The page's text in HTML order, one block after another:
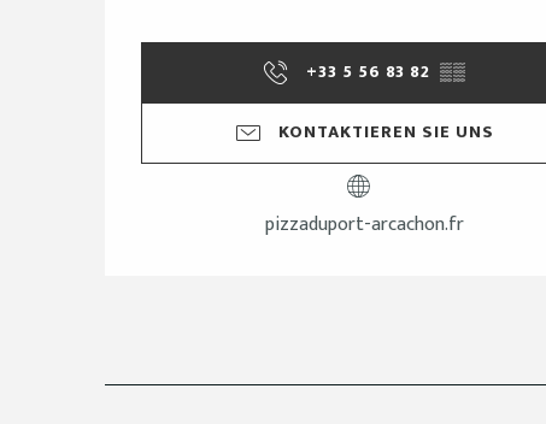
+33 5 56 83 82 ▒▒
KONTAKTIEREN SIE UNS
pizzaduport-arcachon.fr